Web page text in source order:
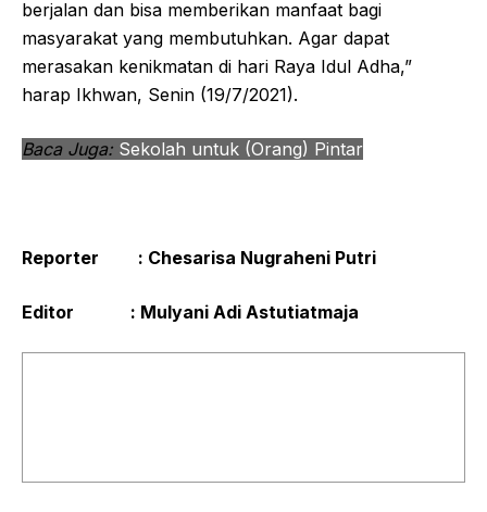
berjalan dan bisa memberikan manfaat bagi
masyarakat yang membutuhkan. Agar dapat
merasakan kenikmatan di hari Raya Idul Adha,”
harap Ikhwan, Senin (19/7/2021).
Baca Juga: Sekolah untuk (Orang) Pintar
Reporter : Chesarisa Nugraheni Putri
Editor : Mulyani Adi Astutiatmaja